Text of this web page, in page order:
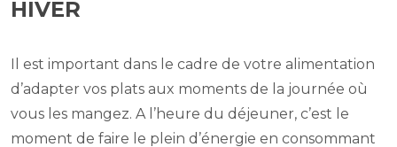
HIVER
Il est important dans le cadre de votre alimentation
d’adapter vos plats aux moments de la journée où
vous les mangez. A l’heure du déjeuner, c’est le
moment de faire le plein d’énergie en consommant